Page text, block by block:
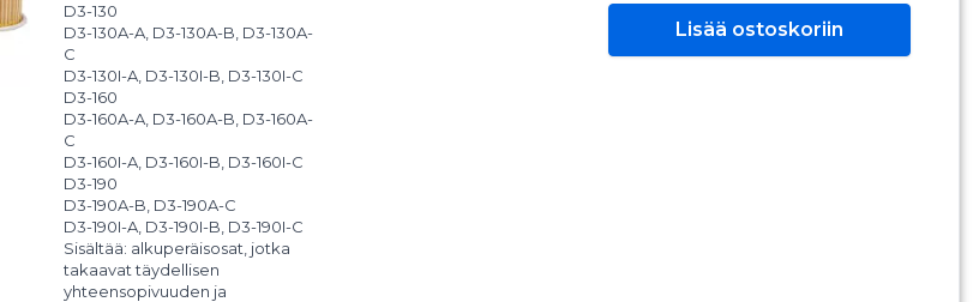
D3-130
D3-130A-A, D3-130A-B, D3-130A-
C
D3-130I-A, D3-130I-B, D3-130I-C
D3-160
D3-160A-A, D3-160A-B, D3-160A-
C
D3-160I-A, D3-160I-B, D3-160I-C
D3-190
D3-190A-B, D3-190A-C
D3-190I-A, D3-190I-B, D3-190I-C
Sisältää: alkuperäisosat, jotka
takaavat täydellisen
yhteensopivuuden ja
Lisää ostoskoriin